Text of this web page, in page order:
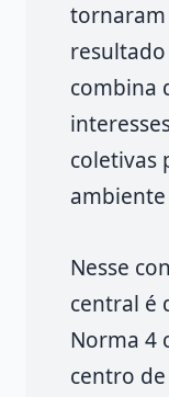
combina
coletivas
Nesse
central é
Norma 4
centro